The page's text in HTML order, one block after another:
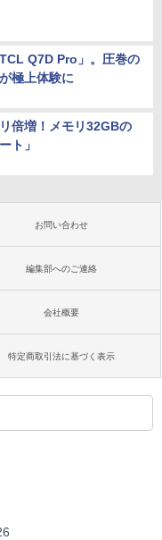
Q7D Pro」。圧巻の
極上体験に
倍増！メモリ32GBの
ト」
お問い合わせ
編集部へのご連絡
会社概要
特定商取引法に基づく表示